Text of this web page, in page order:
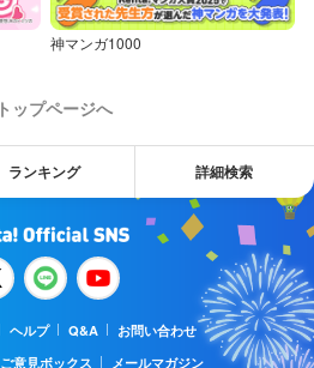
神マンガ1000
トップページへ
ランキング 詳細検索
ヘルプ Q&A
お問い合わせ
ご意見ボックス メールマガジン